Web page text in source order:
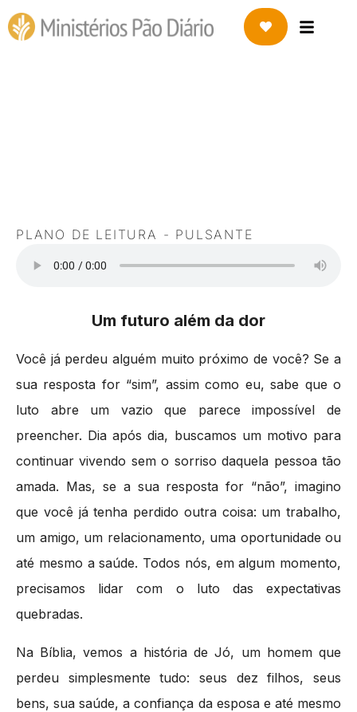
PLANO DE LEITURA - PULSANTE
Um futuro além da dor
Você já perdeu alguém muito próximo de você? Se a
sua resposta for “sim”, assim como eu, sabe que o
luto abre um vazio que parece impossível de
preencher. Dia após dia, buscamos um motivo para
continuar vivendo sem o sorriso daquela pessoa tão
amada. Mas, se a sua resposta for “não”, imagino
que você já tenha perdido outra coisa: um trabalho,
um amigo, um relacionamento, uma oportunidade ou
até mesmo a saúde. Todos nós, em algum momento,
precisamos lidar com o luto das expectativas
quebradas.
Na Bíblia, vemos a história de Jó, um homem que
perdeu simplesmente tudo: seus dez filhos, seus
bens, sua saúde, a confiança da esposa e até mesmo